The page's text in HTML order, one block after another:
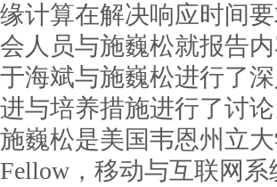
缘计算在解决响应时间
会人员与施巍松就报告
于海斌与施巍松进行了
进与培养措施进行了讨论
施巍松是美国韦恩州立大
Fellow，移动与互联网